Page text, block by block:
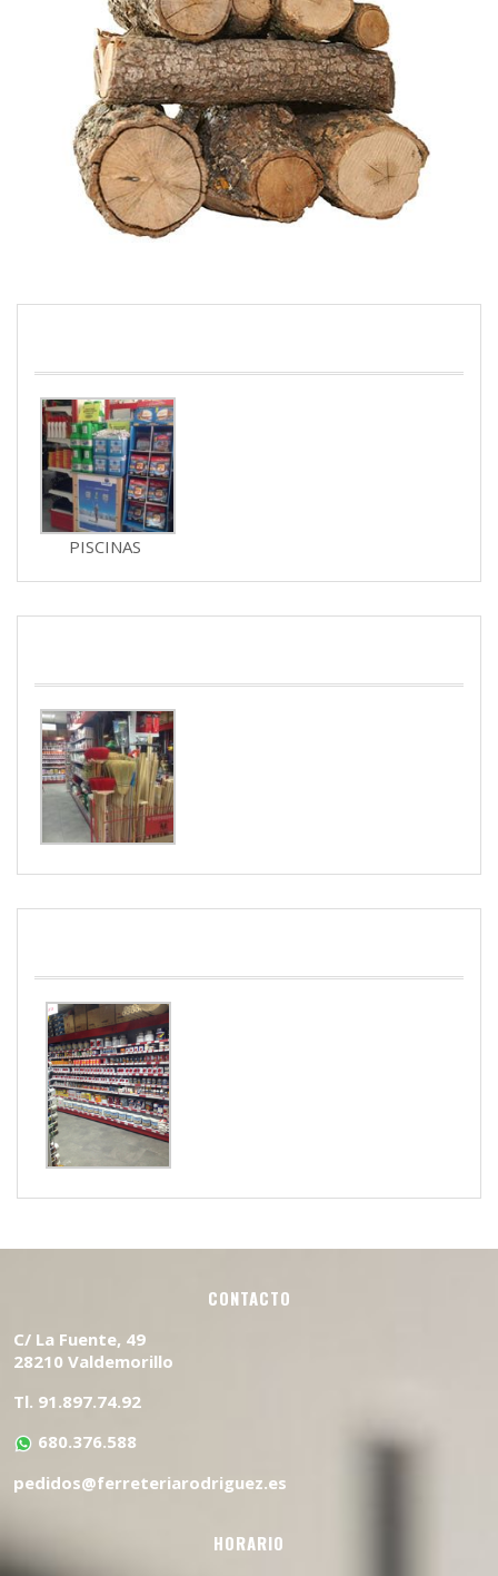
PISCINAS
CONTACTO
C/ La Fuente, 49
28210 Valdemorillo
Tl. 91.897.74.92
680.376.588
pedidos@ferreteriarodriguez.es
HORARIO